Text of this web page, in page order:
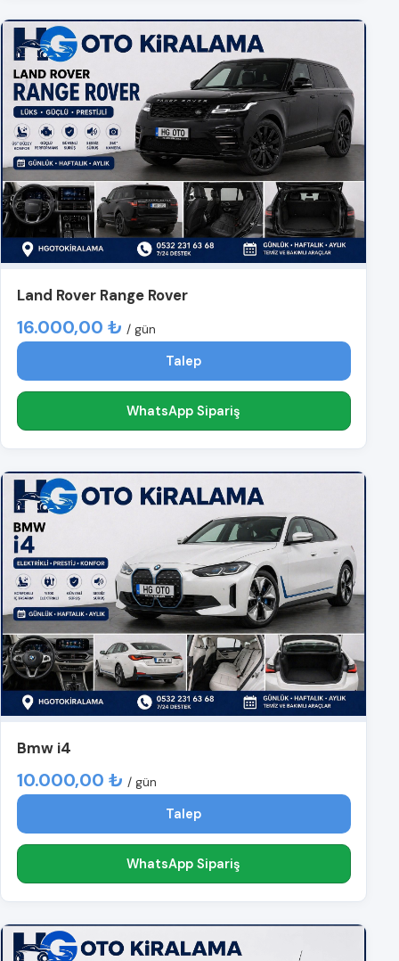
Land Rover Range Rover
16.000,00 ₺ / gün
Talep
WhatsApp Sipariş
Bmw i4
10.000,00 ₺ / gün
Talep
WhatsApp Sipariş